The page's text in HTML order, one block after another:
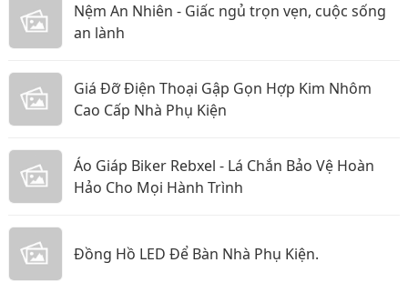
Nệm An Nhiên - Giấc ngủ trọn vẹn, cuộc sống
an lành
Giá Đỡ Điện Thoại Gập Gọn Hợp Kim Nhôm
Cao Cấp Nhà Phụ Kiện
Áo Giáp Biker Rebxel - Lá Chắn Bảo Vệ Hoàn
Hảo Cho Mọi Hành Trình
Đồng Hồ LED Để Bàn Nhà Phụ Kiện.